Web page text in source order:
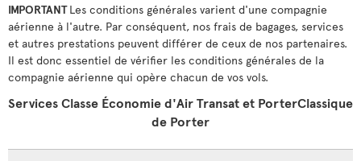
IMPORTANTLes conditions générales varient d'une compagnie
aérienne à l'autre. Par conséquent, nos frais de bagages, services
et autres prestations peuvent différer de ceux de nos partenaires.
Il est donc essentiel de vérifier les conditions générales de la
compagnie aérienne qui opère chacun de vos vols.
Services Classe Économie d'Air Transat et PorterClassique
de Porter